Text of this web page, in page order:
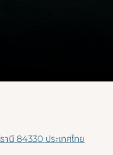
านี 84330 ประเทศไทย